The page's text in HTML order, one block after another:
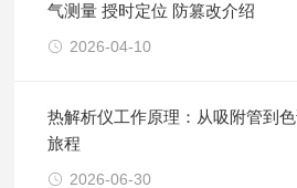
气测量 授时定位 防篡改介绍
2026-04-10
热解析仪工作原理：从吸附管到
旅程
2026-06-30